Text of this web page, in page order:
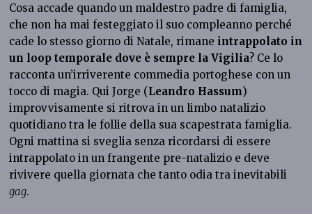
Cosa accade quando un maldestro padre di famiglia,
che non ha mai festeggiato il suo compleanno perché
cade lo stesso giorno di Natale, rimane intrappolato in
un loop temporale dove è sempre la Vigilia? Ce lo
racconta un’irriverente commedia portoghese con un
tocco di magia. Qui Jorge (Leandro Hassum)
improvvisamente si ritrova in un limbo natalizio
quotidiano tra le follie della sua scapestrata famiglia.
Ogni mattina si sveglia senza ricordarsi di essere
intrappolato in un frangente pre-natalizio e deve
rivivere quella giornata che tanto odia tra inevitabili
gag.